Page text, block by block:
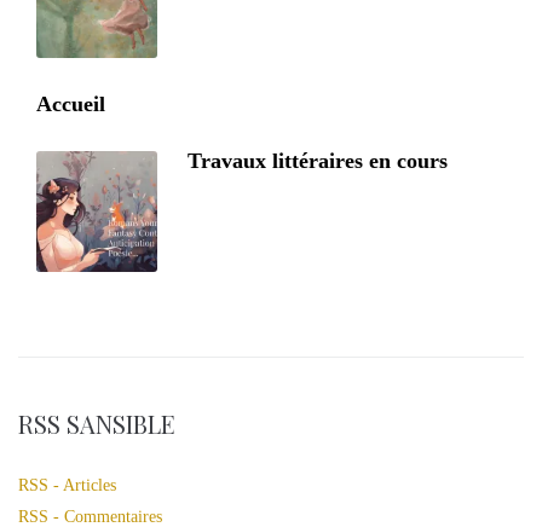
Accueil
Travaux littéraires en cours
RSS SANSIBLE
RSS - Articles
RSS - Commentaires